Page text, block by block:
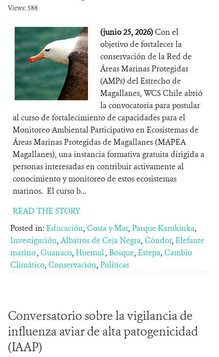
Views: 588
(junio 25, 2026) Con el
objetivo de fortalecer la
conservación de la Red de
Áreas Marinas Protegidas
(AMPs) del Estrecho de
Magallanes, WCS Chile abrió
la convocatoria para postular
al curso de fortalecimiento de capacidades para el
Monitoreo Ambiental Participativo en Ecosistemas de
Áreas Marinas Protegidas de Magallanes (MAPEA
Magallanes), una instancia formativa gratuita dirigida a
personas interesadas en contribuir activamente al
conocimiento y monitoreo de estos ecosistemas
marinos. El curso b...
READ THE STORY
Posted in: Educación, Costa y Mar, Parque Karukinka,
Investigación, Albatros de Ceja Negra, Cóndor, Elefante
marino, Guanaco, Huemul, Bosque, Estepa, Cambio
Climático, Conservación, Políticas
Conversatorio sobre la vigilancia de
influenza aviar de alta patogenicidad
(IAAP)